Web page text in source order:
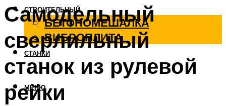
СТРОИТЕЛЬНЫЙ
БЕТОНОМЕШАЛКА
ВИБРОПЛИТА
СТАНКИ
МЕНЮ
Самодельный
сверлильный
станок из рулевой
рейки